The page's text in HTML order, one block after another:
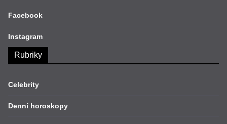
Facebook
Instagram
Rubriky
Celebrity
Denní horoskopy